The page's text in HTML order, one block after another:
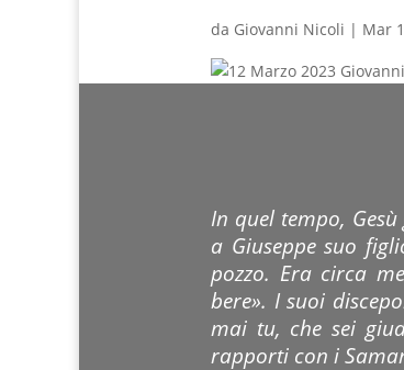
da Giovanni Nicoli | Mar
In quel tempo,
a Giuseppe suo
pozzo. Era circa
bere». I suoi
mai tu, che sei
rapporti con i